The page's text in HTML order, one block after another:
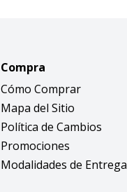
Compra
Cómo Comprar
Mapa del Sitio
Política de Cambios
Promociones
Modalidades de Entrega